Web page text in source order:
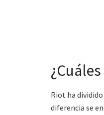
Riot ha
diferencia se